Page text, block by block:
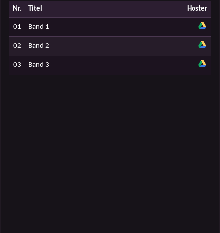
Nr. Titel Hoster
01 Band 1
02 Band 2
03 Band 3